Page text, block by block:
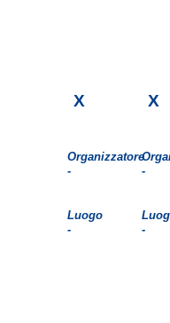
X
Organizzatore
-
Luogo
-
X
-
-